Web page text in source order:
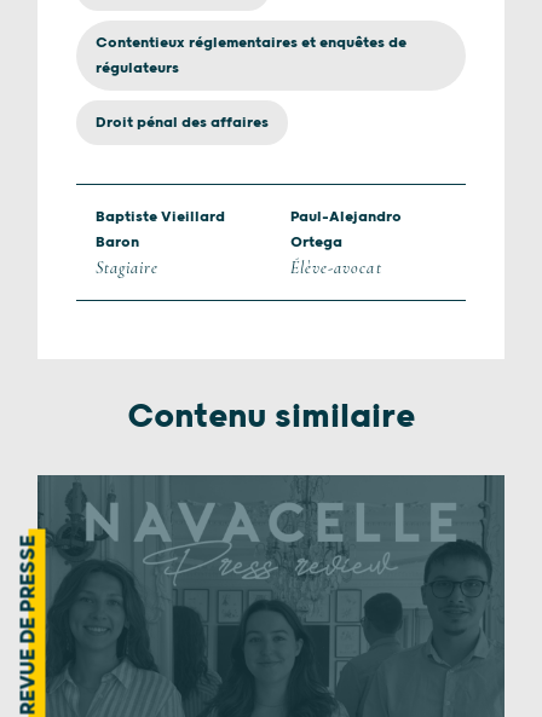
Contentieux réglementaires et enquêtes de
régulateurs
Droit pénal des affaires
Baptiste Vieillard
Baron
Stagiaire
Paul-Alejandro
Ortega
Élève-avocat
Contenu similaire
REVUE DE PRESSE